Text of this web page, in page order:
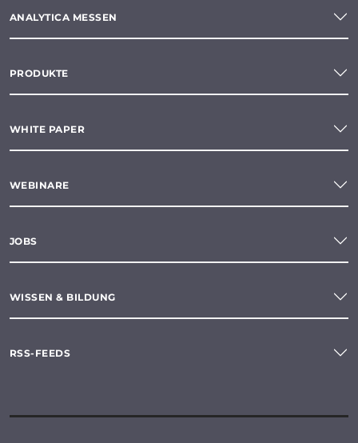
ANALYTICA MESSEN
PRODUKTE
WHITE PAPER
WEBINARE
JOBS
WISSEN & BILDUNG
RSS-FEEDS